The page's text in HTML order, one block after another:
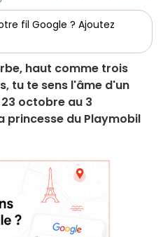
fil Google ? Ajoutez
haut comme trois
tu te sens l'âme d'un
octobre au 3
princesse du Playmobil